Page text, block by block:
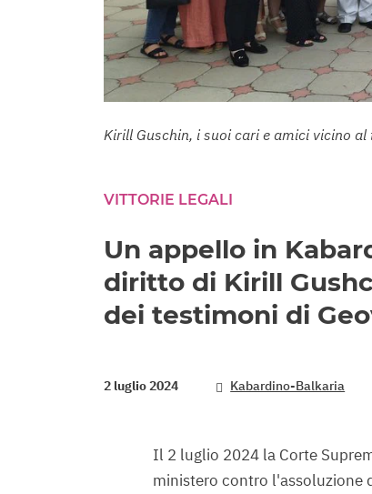
Kirill Guschin, i suoi cari e amici vicino
VITTORIE LEGALI
Un appello in
diritto di Kirill
dei testimoni di
2 luglio 2024 Kabardino-Balkaria
Il 2 luglio 2024 la Corte
ministero contro l'assoluzione